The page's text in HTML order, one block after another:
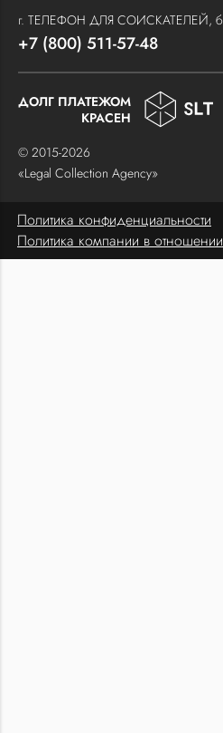
г. ТЕЛЕФОН ДЛЯ СОИСКАТЕЛЕЙ,
+7 (800) 511-57-48
ДОЛГ ПЛАТЕЖОМ
КРАСЕН
© 2015-2026
«Legal Collection Agency»
Политика конфиденциальности
Политика компании в